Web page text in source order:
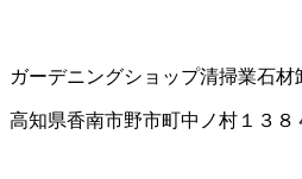
ガーデニングショップ清掃業石材
高知県香南市野市町中ノ村１３８